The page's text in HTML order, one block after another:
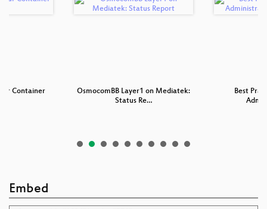
Container
OsmocomBB Layer1 on Mediatek:
Status Re…
Best
Embed